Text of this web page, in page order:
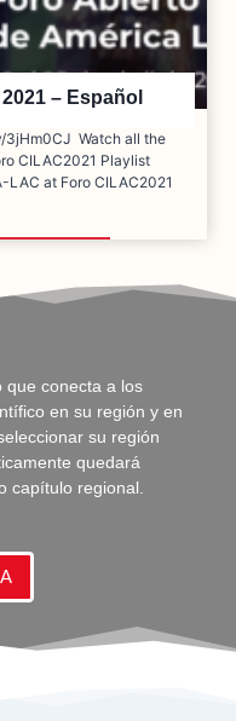
– Español
3jHm0CJ Watch all the
CILAC2021 Playlist
LAC at Foro CILAC2021
que conecta a los
en su región y en
su región
quedará
capítulo regional.